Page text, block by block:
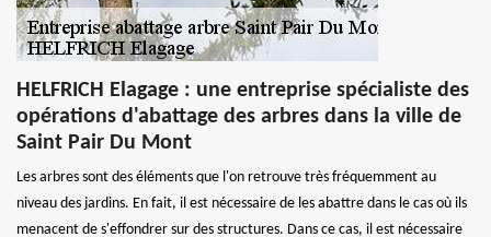
HELFRICH Elagage : une entreprise spécialiste des
opérations d'abattage des arbres dans la ville de
Saint Pair Du Mont
Les arbres sont des éléments que l'on retrouve très fréquemment au
niveau des jardins. En fait, il est nécessaire de les abattre dans le cas où ils
menacent de s'effondrer sur des structures. Dans ce cas, il est nécessaire